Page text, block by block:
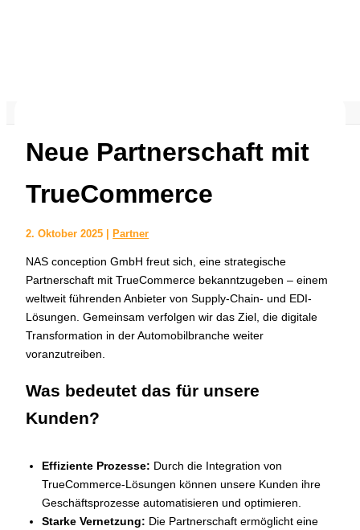
Neue Partnerschaft mit
TrueCommerce
2. Oktober 2025 |Partner
NAS conception GmbH freut sich, eine strategische
Partnerschaft mit TrueCommerce bekanntzugeben – einem
weltweit führenden Anbieter von Supply-Chain- und EDI-
Lösungen. Gemeinsam verfolgen wir das Ziel, die digitale
Transformation in der Automobilbranche weiter
voranzutreiben.
Was bedeutet das für unsere
Kunden?
Effiziente Prozesse: Durch die Integration von
TrueCommerce-Lösungen können unsere Kunden ihre
Geschäftsprozesse automatisieren und optimieren.
Starke Vernetzung: Die Partnerschaft ermöglicht eine